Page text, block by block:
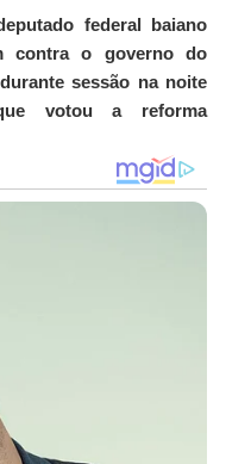
federal baiano
contra o governo do
sessão na noite
votou a reforma